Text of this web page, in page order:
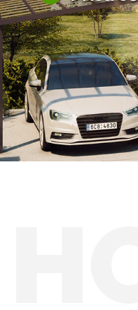
Hliníkové
Solárne